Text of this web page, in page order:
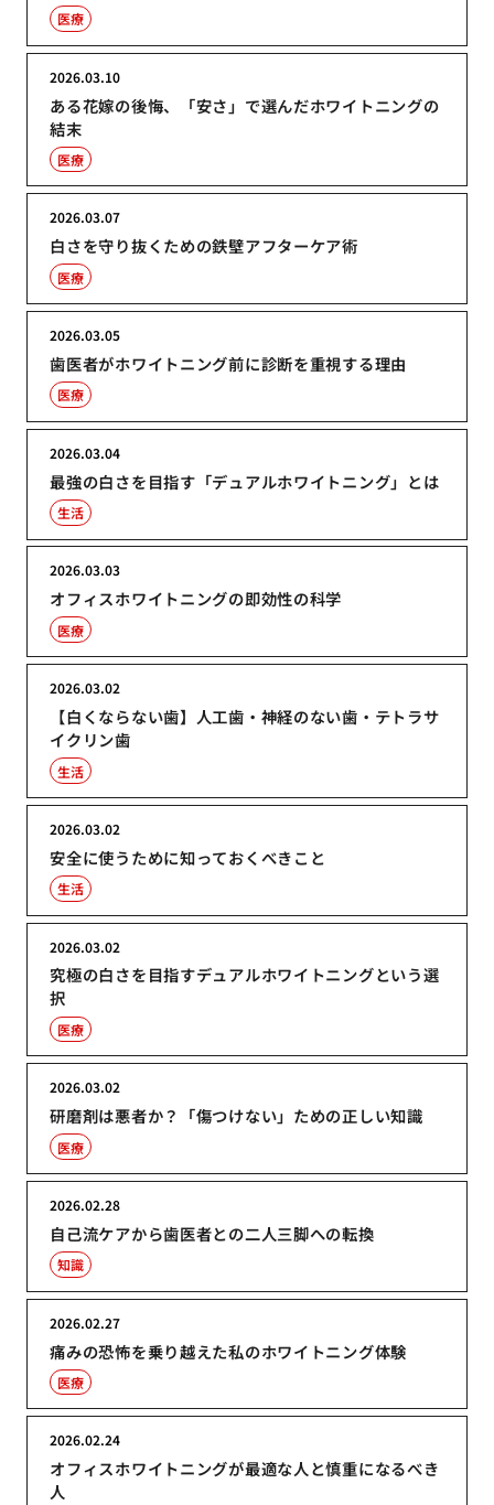
医療
ある花嫁の後悔、「安さ」で選んだホワイトニングの
結末
2026.03.10
医療
白さを守り抜くための鉄壁アフターケア術
2026.03.07
医療
歯医者がホワイトニング前に診断を重視する理由
2026.03.05
医療
最強の白さを目指す「デュアルホワイトニング」とは
2026.03.04
生活
オフィスホワイトニングの即効性の科学
2026.03.03
医療
【白くならない歯】人工歯・神経のない歯・テトラサ
イクリン歯
2026.03.02
生活
安全に使うために知っておくべきこと
2026.03.02
生活
究極の白さを目指すデュアルホワイトニングという選
択
2026.03.02
医療
研磨剤は悪者か？「傷つけない」ための正しい知識
2026.03.02
医療
自己流ケアから歯医者との二人三脚への転換
2026.02.28
知識
痛みの恐怖を乗り越えた私のホワイトニング体験
2026.02.27
医療
オフィスホワイトニングが最適な人と慎重になるべき
人
2026.02.24